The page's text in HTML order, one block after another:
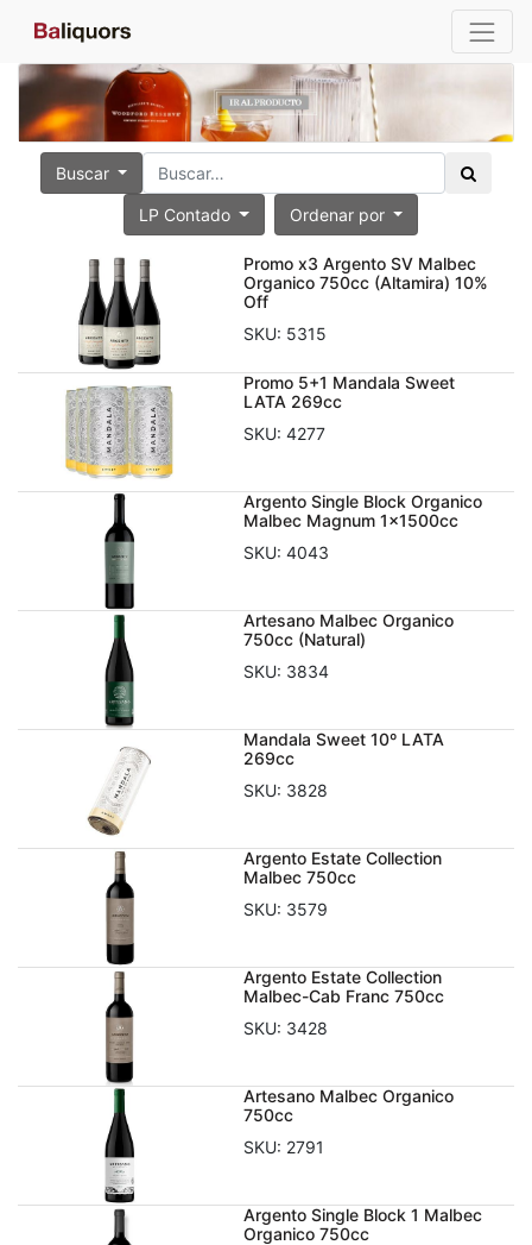
Buscar
LP Contado Ordenar por
Promo x3 Argento SV Malbec
Organico 750cc (Altamira) 10%
Off
SKU: 5315
Promo 5+1 Mandala Sweet
LATA 269cc
SKU: 4277
Argento Single Block Organico
Malbec Magnum 1x1500cc
SKU: 4043
Artesano Malbec Organico
750cc (Natural)
SKU: 3834
Mandala Sweet 10º LATA
269cc
SKU: 3828
Argento Estate Collection
Malbec 750cc
SKU: 3579
Argento Estate Collection
Malbec-Cab Franc 750cc
SKU: 3428
Artesano Malbec Organico
750cc
SKU: 2791
Argento Single Block 1 Malbec
Organico 750cc